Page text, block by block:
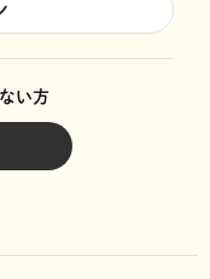
い方